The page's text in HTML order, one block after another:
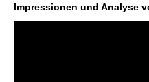
Impressionen und Analyse